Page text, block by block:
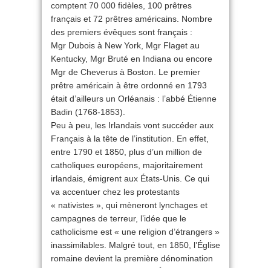
comptent 70 000 fidèles, 100 prêtres
français et 72 prêtres américains. Nombre
des premiers évêques sont français :
Mgr Dubois à New York, Mgr Flaget au
Kentucky, Mgr Bruté en Indiana ou encore
Mgr de Cheverus à Boston. Le premier
prêtre américain à être ordonné en 1793
était d’ailleurs un Orléanais : l’abbé Étienne
Badin (1768-1853).
Peu à peu, les Irlandais vont succéder aux
Français à la tête de l’institution. En effet,
entre 1790 et 1850, plus d’un million de
catholiques européens, majoritairement
irlandais, émigrent aux États-Unis. Ce qui
va accentuer chez les protestants
« nativistes », qui mèneront lynchages et
campagnes de terreur, l’idée que le
catholicisme est « une religion d’étrangers »
inassimilables. Malgré tout, en 1850, l’Église
romaine devient la première dénomination